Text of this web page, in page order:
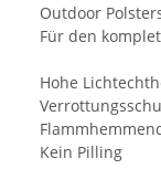
Outdoor
Für den
Hohe
Kein Pilling